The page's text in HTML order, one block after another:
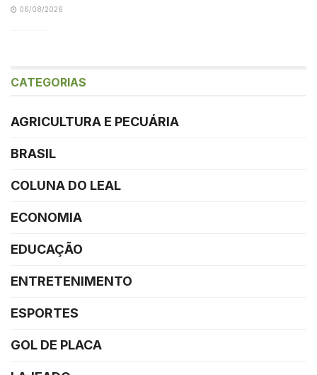
06/08/2026
CATEGORIAS
AGRICULTURA E PECUÁRIA
BRASIL
COLUNA DO LEAL
ECONOMIA
EDUCAÇÃO
ENTRETENIMENTO
ESPORTES
GOL DE PLACA